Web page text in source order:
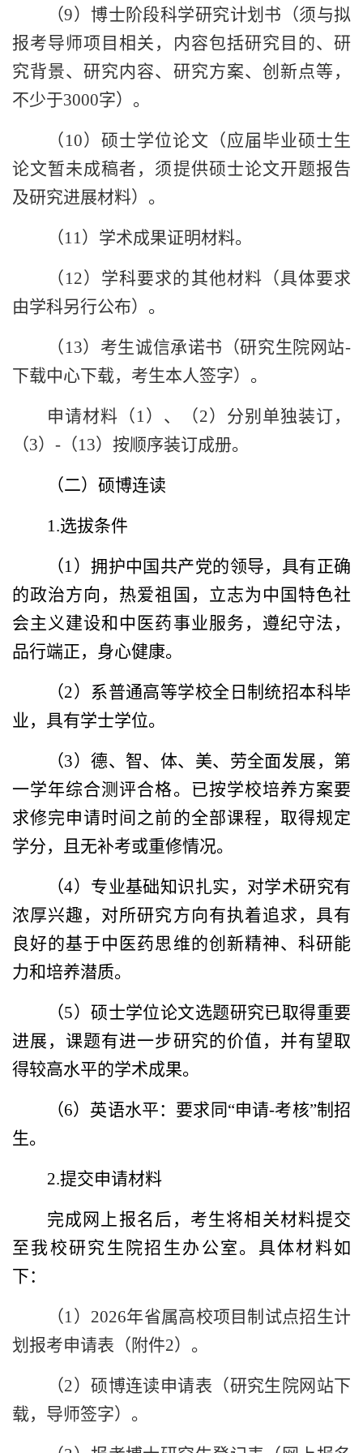
（9）博士阶段科学研究计划书（须与拟
报考导师项目相关，内容包括研究目的、研
究背景、研究内容、研究方案、创新点等，
不少于3000字）。
（ 10）硕士学位论文（应届毕业硕士生
论文暂未成稿者，须提供硕士论文开题报告
及研究进展材料）。
（11 ）学术成果证明材料。
（ 12）学科要求的其他材料（具体要求
由学科另行公布）。
（ 13）考生诚信承诺书（研究生院网站-
下载中心下载，考生本人签字）。
申请材料（ 1 ）、（2）分别单独装订，
（3） - （13）按顺序装订成册。
（二）硕博连读
1.选拔条件
（1 ）拥护中国共产党的领导，具有正确
的政治方向，热爱祖国，立志为中国特色社
会主义建设和中医药事业服务，遵纪守法，
品行端正，身心健康。
（2）系普通高等学校全日制统招本科毕
业，具有学士学位。
（3）德、智、体、美、劳全面发展，第
一学年综合测评合格。已按学校培养方案要
求修完申请时间之前的全部课程，取得规定
学分，且无补考或重修情况。
（4）专业基础知识扎实，对学术研究有
浓厚兴趣，对所研究方向有执着追求，具有
良好的基于中医药思维的创新精神、科研能
力和培养潜质。
（5）硕士学位论文选题研究已取得重要
进展，课题有进一步研究的价值，并有望取
得较高水平的学术成果。
（6）英语水平：要求同“申请-考核”制招
生。
2.提交申请材料
完成网上报名后，考生将相关材料提交
至我校研究生院招生办公室。具体材料如
下：
（1 ） 2026年省属高校项目制试点招生计
划报考申请表（附件2）。
（2）硕博连读申请表（研究生院网站下
载，导师签字）。